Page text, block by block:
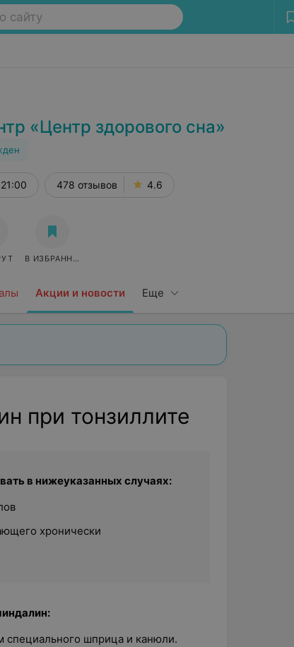
сайту
«Центр здорового сна»
Акции и новости Еще
478 отзывов 4.6
В ИЗБРАННОЕ
при тонзиллите
в нижеуказанных случаях:
хронически
специального шприца и канюли.